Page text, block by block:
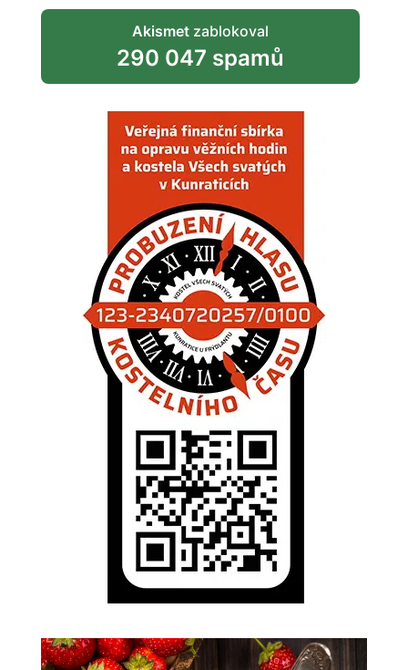
Akismetzablokoval
290 047 spamů